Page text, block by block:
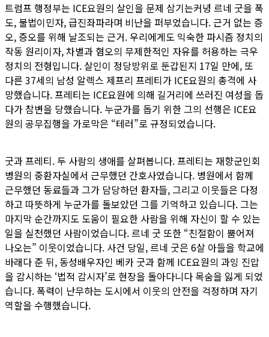
트럼프 행정부는 ICE요원의 살인을 문제 삼기는커녕 르네 굿을 폭
도, 불법이민자, 급진좌파라며 비난을 퍼부었습니다. 근거 없는 증
오, 증오를 위해 날조되는 근거. 우리에게도 익숙한 파시즘 정치의
작동 원리이자, 차별과 혐오의 무제한적인 자유를 허용하는 극우
정치의 전형입니다. 살인이 정당방위로 둔갑된지 17일 만에, 또
다른 37세의 남성 알렉스 제프리 프레티가 ICE요원의 총격에 사
망했습니다. 프레티는 ICE요원에 의해 길거리에 쓰러진 여성을 돕
다가 참변을 당했습니다. 누군가를 돕기 위한 그의 선행은 ICE요
원의 공무집행을 가로막은 “테러”로 규정되었습니다.
굿과 프레티. 두 사람의 생애를 살펴봅니다. 프레티는 재향군인회
병원의 중환자실에서 근무했던 간호사였습니다. 병원에서 함께
근무했던 동료들과 그가 담당하던 환자들, 그리고 이웃들은 다정
하고 따뜻하게 누군가를 돌보았던 그를 기억하고 있습니다. 그는
마지막 순간까지도 도움이 필요한 사람을 위해 자신이 할 수 있는
일을 실천했던 사람이었습니다. 르네 굿 또한 “친절함이 뿜어져
나오는” 이웃이었습니다. 사건 당일, 르네 굿은 6살 아들을 학교에
바래다 준 뒤, 동성배우자인 베카 굿과 함께 ICE요원의 과잉 진압
을 감시하는 ‘법적 감시자’로 현장을 돌아다니다 목숨을 잃게 되었
습니다. 폭력이 난무하는 도시에서 이웃의 안전을 걱정하며 자기
역할을 수행했습니다.